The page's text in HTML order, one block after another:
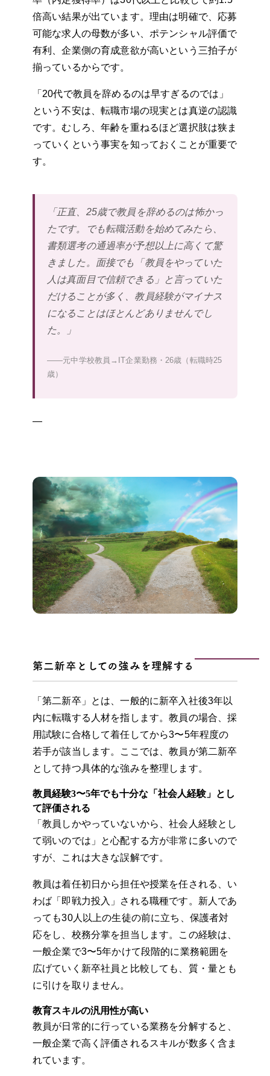
倍高い結果が出ています。理由は明確で、応募
可能な求人の母数が多い、ポテンシャル評価で
有利、企業側の育成意欲が高いという三拍子が
揃っているからです。
「20代で教員を辞めるのは早すぎるのでは」
という不安は、転職市場の現実とは真逆の認識
です。むしろ、年齢を重ねるほど選択肢は狭ま
っていくという事実を知っておくことが重要で
す。
「正直、25歳で教員を辞めるのは怖かっ
たです。でも転職活動を始めてみたら、
書類選考の通過率が予想以上に高くて驚
きました。面接でも「教員をやっていた
人は真面目で信頼できる」と言っていた
だけることが多く、教員経験がマイナス
になることはほとんどありませんでし
た。」
——元中学校教員→IT企業勤務・26歳（転職時25
歳）
—
第二新卒としての強みを理解する
「第二新卒」とは、一般的に新卒入社後3年以
内に転職する人材を指します。教員の場合、採
用試験に合格して着任してから3〜5年程度の
若手が該当します。ここでは、教員が第二新卒
として持つ具体的な強みを整理します。
教員経験3〜5年でも十分な「社会人経験」とし
て評価される
「教員しかやっていないから、社会人経験とし
て弱いのでは」と心配する方が非常に多いので
すが、これは大きな誤解です。
教員は着任初日から担任や授業を任される、い
わば「即戦力投入」される職種です。新人であ
っても30人以上の生徒の前に立ち、保護者対
応をし、校務分掌を担当します。この経験は、
一般企業で3〜5年かけて段階的に業務範囲を
広げていく新卒社員と比較しても、質・量とも
に引けを取りません。
教育スキルの汎用性が高い
教員が日常的に行っている業務を分解すると、
一般企業で高く評価されるスキルが数多く含ま
れています。